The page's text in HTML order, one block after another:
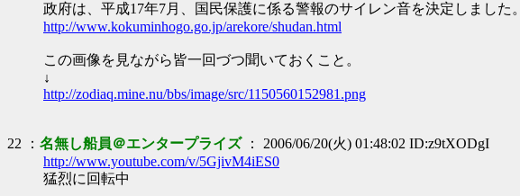
政府は、平成17年7月、国民保護に係る警報のサイレン音を決定しました。
http://www.kokuminhogo.go.jp/arekore/shudan.html
この画像を見ながら皆一回づつ聞いておくこと。
↓
http://zodiaq.mine.nu/bbs/image/src/1150560152981.png
22 ： 名無し船員＠エンタープライズ： 2006/06/20(火) 01:48:02 ID:z9tXODgI
http://www.youtube.com/v/5GjivM4iES0
猛烈に回転中